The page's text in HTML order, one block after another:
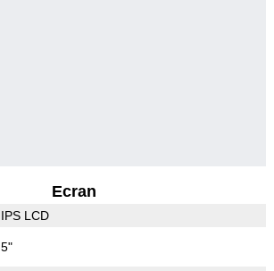
Ecran
IPS LCD
5"